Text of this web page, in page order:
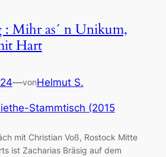
: Mihr as´ n Unikum,
Hart
—vonHelmut S.
Stammtisch (2015
mit Christian Voß, Rostock Mitte
ist Zacharias Bräsig auf dem